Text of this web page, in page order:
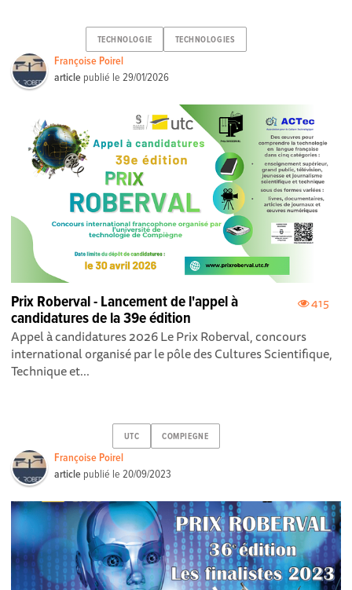
TECHNOLOGIE TECHNOLOGIES
Françoise Poirel
article publié le29/01/2026
415
Prix Roberval - Lancement de l'appel à
candidatures de la 39e édition
Appel à candidatures 2026 Le Prix Roberval, concours
international organisé par le pôle des Cultures Scientifique,
Technique et...
UTC COMPIEGNE
Françoise Poirel
article publié le20/09/2023